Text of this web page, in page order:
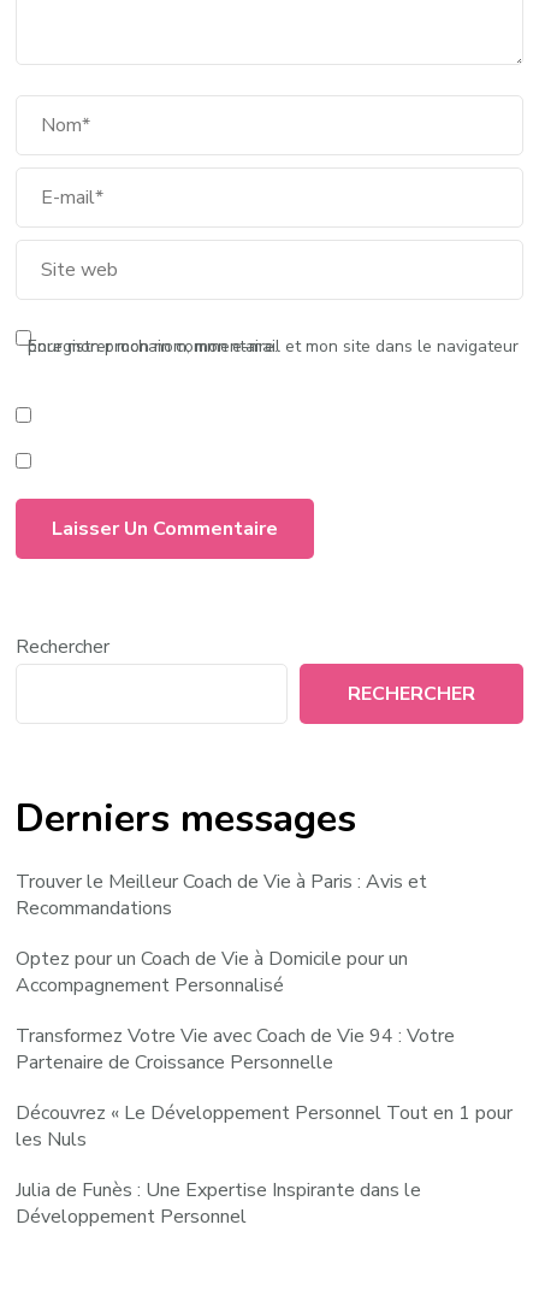
Enregistrer mon nom, mon e-mail et mon site dans le navigateur pour mon prochain commentaire.
Rechercher
RECHERCHER
Derniers messages
Trouver le Meilleur Coach de Vie à Paris : Avis et
Recommandations
Optez pour un Coach de Vie à Domicile pour un
Accompagnement Personnalisé
Transformez Votre Vie avec Coach de Vie 94 : Votre
Partenaire de Croissance Personnelle
Découvrez « Le Développement Personnel Tout en 1 pour
les Nuls
Julia de Funès : Une Expertise Inspirante dans le
Développement Personnel